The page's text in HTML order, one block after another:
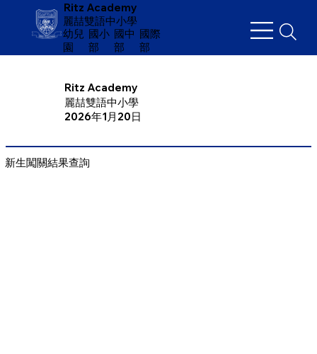
Ritz Academy
麗喆雙語中小學
幼兒
園
​國小
部
國中
部
國際
部
Ritz Academy
麗喆雙語中小學
2026年1月20日
新生闖關結果查詢